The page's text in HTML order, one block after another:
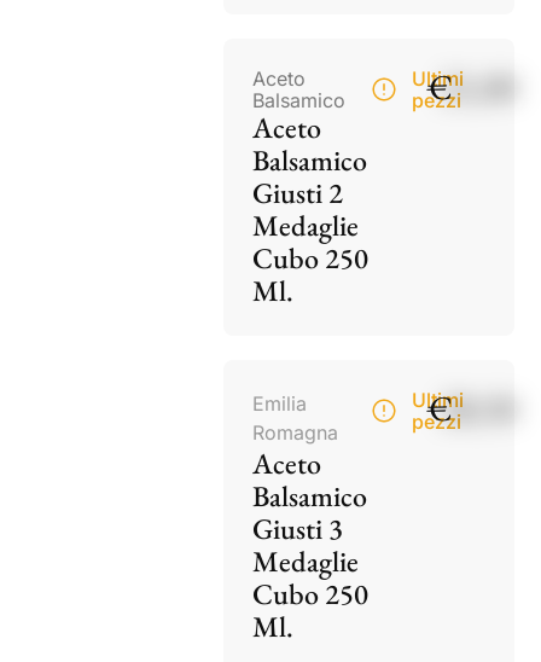
Aceto
Balsamico
Aceto
Balsamico
Giusti 2
Medaglie
Cubo 250
Ml.
Ultimi
pezzi
€21,00
Emilia
Romagna
Aceto
Balsamico
Giusti 3
Medaglie
Cubo 250
Ml.
Ultimi
pezzi
€28,50